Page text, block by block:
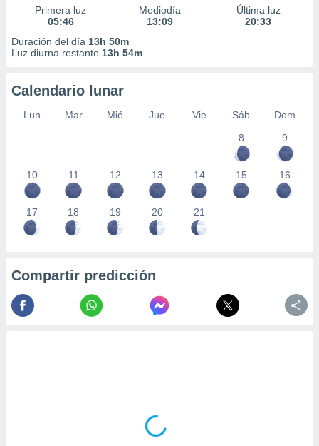
Primera luz
05:46
Mediodía
13:09
Última luz
20:33
Duración del día 13h 50m
Luz diurna restante 13h 54m
Calendario lunar
Lun Mar Mié Jue Vie Sáb
Dom
8
9
10 11 12 13 14 15 16
17 18 19 20 21
Compartir predicción